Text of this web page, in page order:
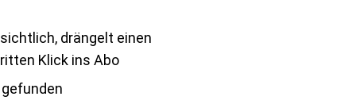
drängelt einen
Klick ins Abo